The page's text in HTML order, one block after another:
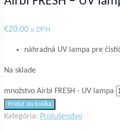
€20.00 s DPH
náhradná UV lampa pre
Na sklade
množstvo Airbi FRESH - UV lampa
Pridať do košíka
Kategória: Príslušenstvo